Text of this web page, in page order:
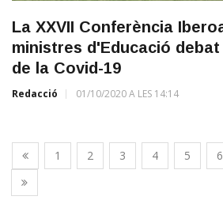
La XXVII Conferència
ministres d'Educació
de la Covid-19
Redacció 01/10/2020 A LES 14:14
1 2 3 4 5 6